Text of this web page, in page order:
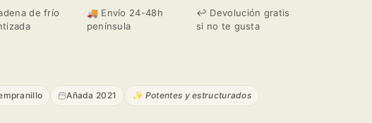
de frío
🚚 Envío 24-48h
península
↩️ Devolución gratis
si no te gusta
Añada 2021
✨ Potentes y estructurados